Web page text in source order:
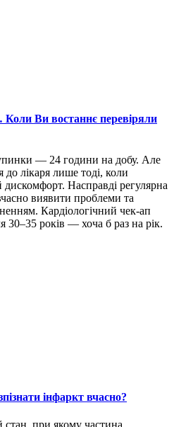
Ви востаннє перевіряли
— 24 години на добу. Але
до лікаря лише тоді, коли
дискомфорт. Насправді регулярна
виявити проблеми та
Кардіологічний чек-ап
30–35 років — хоча б раз на рік.
інфаркт вчасно?